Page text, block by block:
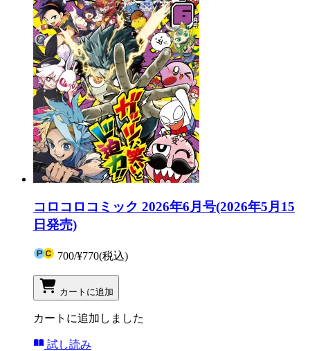
コロコロコミック 2026年6月号(2026年5月15
日発売)
700/¥770(税込)
カートに追加
カートに追加しました
試し読み